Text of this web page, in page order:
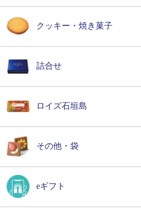
クッキー・焼き菓子
詰合せ
ロイズ石垣島
その他・袋
eギフト